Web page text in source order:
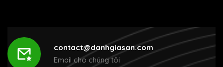
contact@danhgiasan.com
Email cho chúng tôi